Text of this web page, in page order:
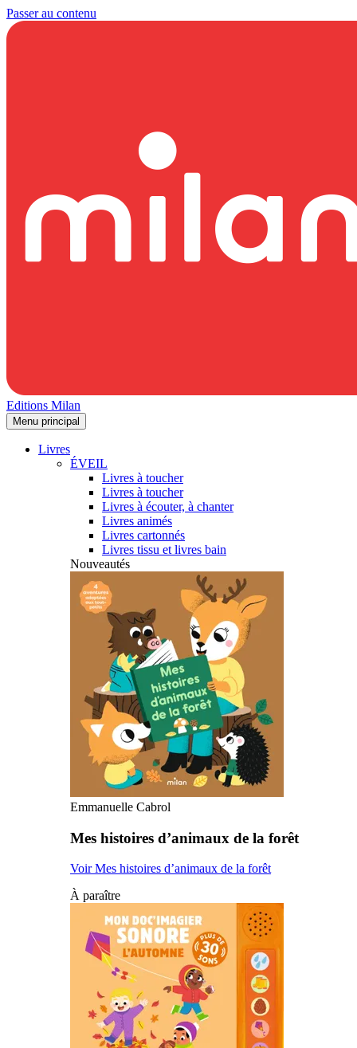
Passer au contenu
Editions Milan
Menu principal
Livres
ÉVEIL
Livres à toucher
Livres à toucher
Livres à écouter, à chanter
Livres animés
Livres cartonnés
Livres tissu et livres bain
Nouveautés
Emmanuelle Cabrol
Mes histoires d’animaux de la forêt
Voir Mes histoires d’animaux de la forêt
À paraître